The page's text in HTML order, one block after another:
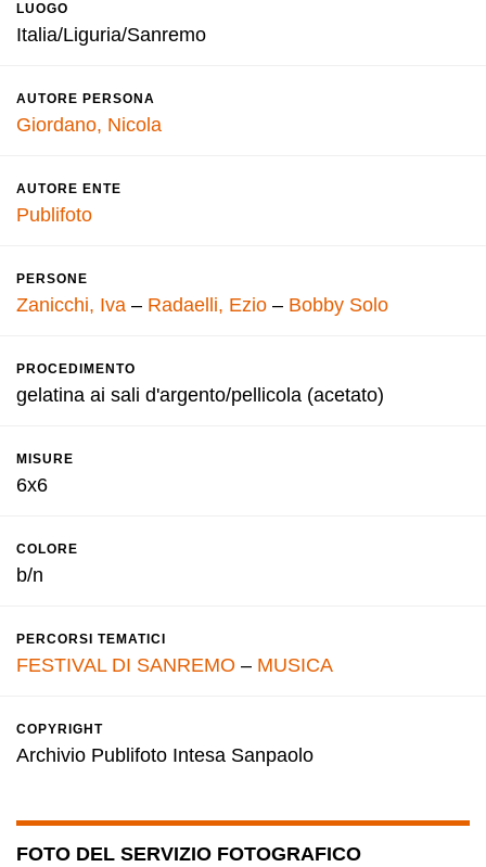
LUOGO
Italia/Liguria/Sanremo
AUTORE PERSONA
Giordano, Nicola
AUTORE ENTE
Publifoto
PERSONE
Zanicchi, Iva – Radaelli, Ezio – Bobby Solo
PROCEDIMENTO
gelatina ai sali d'argento/pellicola (acetato)
MISURE
6x6
COLORE
b/n
PERCORSI TEMATICI
FESTIVAL DI SANREMO – MUSICA
COPYRIGHT
Archivio Publifoto Intesa Sanpaolo
FOTO DEL SERVIZIO FOTOGRAFICO